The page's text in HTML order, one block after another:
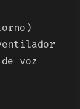
voz